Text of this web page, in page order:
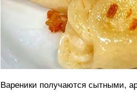
Вареники получаются сытными,